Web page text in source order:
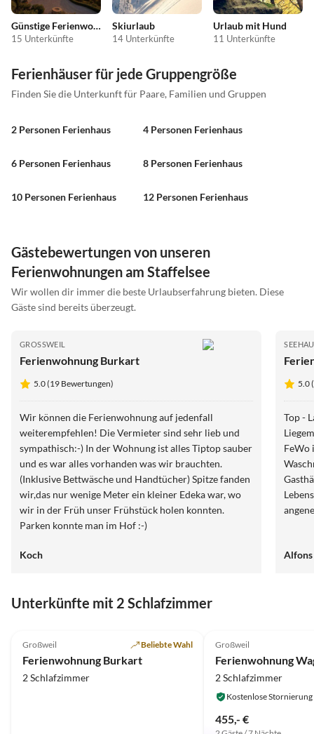
Günstige Ferienwohnungen
15 Unterkünfte
Skiurlaub
14 Unterkünfte
Urlaub mit Hund
11 Unterkünfte
Ferienhäuser für jede Gruppengröße
Finden Sie die Unterkunft für Paare, Familien und Gruppen
2 Personen Ferienhaus 4 Personen Ferienhaus
6 Personen Ferienhaus 8 Personen Ferienhaus
10 Personen Ferienhaus 12 Personen Ferienhaus
Gästebewertungen von unseren
Ferienwohnungen am Staffelsee
Wir wollen dir immer die beste Urlaubserfahrung bieten. Diese
Gäste sind bereits überzeugt.
GROSSWEIL
Ferienwohnung Burkart
5.0 (19 Bewertungen)
Wir können die Ferienwohnung auf jedenfall
weiterempfehlen! Die Vermieter sind sehr lieb und
sympathisch:-) In der Wohnung ist alles Tiptop sauber
und es war alles vorhanden was wir brauchten.
(Inklusive Bettwäsche und Handtücher) Spitze fanden
wir,das nur wenige Meter ein kleiner Edeka war, wo
wir in der Früh unser Frühstück holen konnten.
Parken konnte man im Hof :-)
Koch
5.0
Top -
FeWo
Unterkünfte mit 2 Schlafzimmer
Großweil Beliebte Wahl
Ferienwohnung Burkart
2 Schlafzimmer
Großweil
Ferienwohnung
2 Schlafzimmer
Kostenlose Stornierung
455,- €